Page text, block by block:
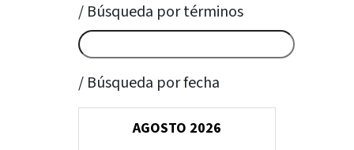
/ Búsqueda por términos
/ Búsqueda por fecha
AGOSTO 2026